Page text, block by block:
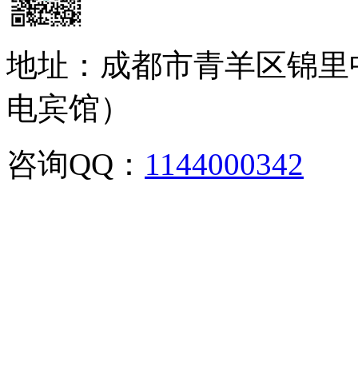
地址：成都市青羊区锦
电宾馆）
咨询QQ： 1144000342